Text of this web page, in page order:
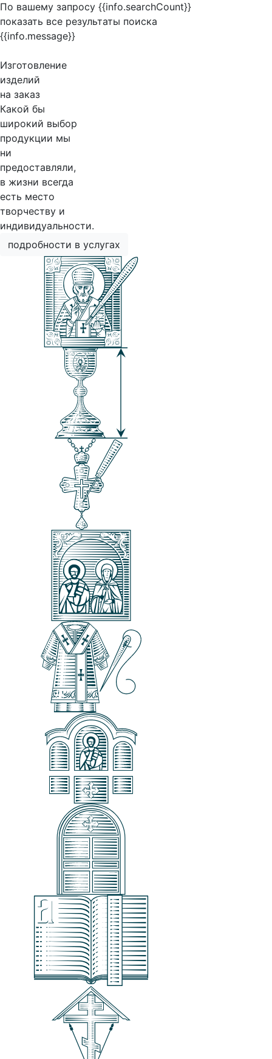
По вашему запросу {{info.searchCount}}
показать все результаты поиска
{{info.message}}
Изготовление
изделий
на заказ
Какой бы
широкий выбор
продукции мы
ни
предоставляли,
в жизни всегда
есть место
творчеству и
индивидуальности.
подробности в услугах